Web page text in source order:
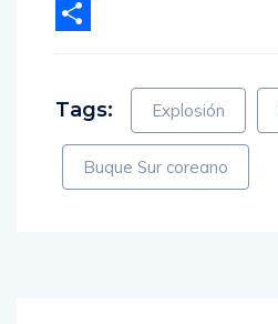
X
Tags: Explosión
Buque Sur coreano